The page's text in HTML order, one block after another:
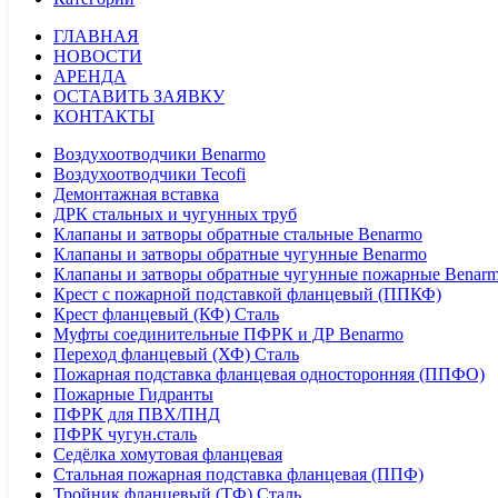
ГЛАВНАЯ
НОВОСТИ
АРЕНДА
ОСТАВИТЬ ЗАЯВКУ
КОНТАКТЫ
Воздухоотводчики Benarmo
Воздухоотводчики Tecofi
Демонтажная вставка
ДРК стальных и чугунных труб
Клапаны и затворы обратные стальные Benarmo
Клапаны и затворы обратные чугунные Benarmo
Клапаны и затворы обратные чугунные пожарные
Крест с пожарной подставкой фланцевый (ППКФ)
Крест фланцевый (КФ) Сталь
Муфты соединительные ПФРК и ДР Benarmo
Переход фланцевый (ХФ) Сталь
Пожарная подставка фланцевая односторонняя (ППФО)
Пожарные Гидранты
ПФРК для ПВХ/ПНД
ПФРК чугун.сталь
Седёлка хомутовая фланцевая
Стальная пожарная подставка фланцевая (ППФ)
Тройник фланцевый (ТФ) Сталь